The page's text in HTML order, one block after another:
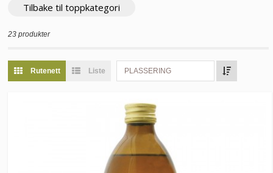
Tilbake til toppkategori
23 produkter
Rutenett Liste PLASSERING